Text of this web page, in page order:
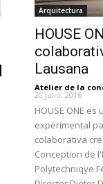
Arquitectura
HOUSE
Lausana
Atelier de la
20 julio, 2016
HOUSE ONE
experimental
colaborativa
Conception de
Polytechniqye